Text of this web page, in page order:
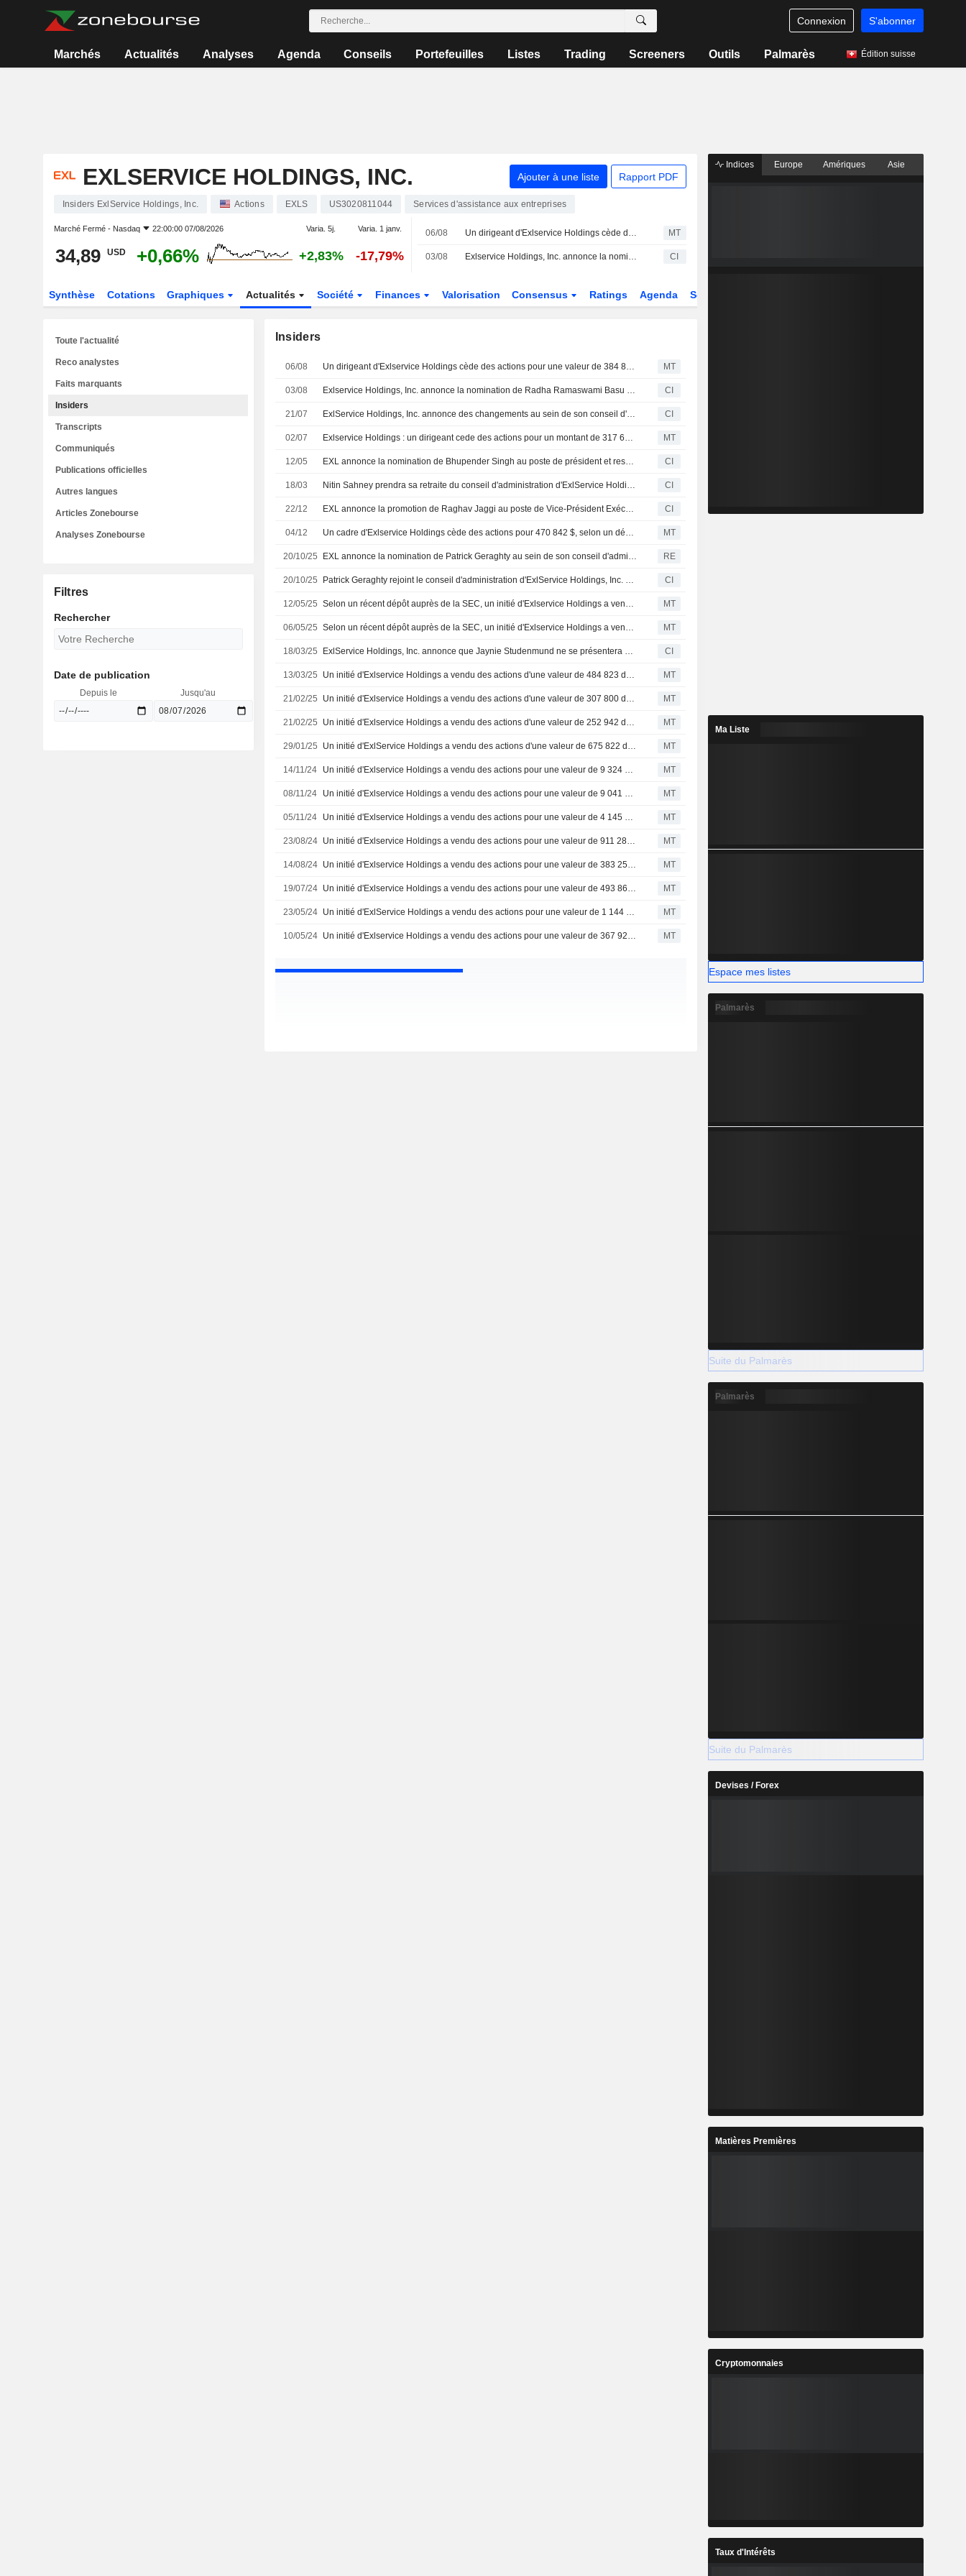
Connexion S'abonner
Marchés Actualités Analyses Agenda Conseils Portefeuilles Listes Trading Screeners Outils Palmarès Édition suisse
EXLSERVICE HOLDINGS, INC. Ajouter à une liste Rapport PDF
Insiders ExlService Holdings, Inc. Actions EXLS US3020811044 Services d'assistance aux entreprises
Marché Fermé - Nasdaq 22:00:00 07/08/2026 Varia. 5j. Varia. 1 janv.
34,89 USD +0,66% +2,83% -17,79%
06/08 Un dirigeant d'Exlservice Holdings cède des actions pour une valeur de 384 890 $, selon un récent document de la SEC MT
03/08 Exlservice Holdings, Inc. annonce la nomination de Radha Ramaswami Basu en tant que vice-présidente exécutive, responsable d'iMerit et membre du comité exécutif CI
Synthèse Cotations Graphiques Actualités Société Finances Valorisation Consensus Ratings Agenda Secteur
Insiders
06/08 Un dirigeant d'Exlservice Holdings cède des actions pour une valeur de 384 890 $, selon un récent document de la SEC MT
03/08 Exlservice Holdings, Inc. annonce la nomination de Radha Ramaswami Basu en tant que vice-présidente exécutive, responsable d'iMerit et membre du comité exécutif CI
21/07 ExlService Holdings, Inc. annonce des changements au sein de son conseil d'administration, effectifs le 16 juillet 2026 CI
02/07 Exlservice Holdings : un dirigeant cede des actions pour un montant de 317 640 dollars, selon un document de la SEC MT
12/05 EXL annonce la nomination de Bhupender Singh au poste de président et responsable des marchés de croissance internationaux CI
18/03 Nitin Sahney prendra sa retraite du conseil d'administration d'ExlService Holdings, Inc. en juin 2026 CI
22/12 EXL annonce la promotion de Raghav Jaggi au poste de Vice-Président Exécutif, Responsable de la Pratique Assurance CI
04/12 Un cadre d'Exlservice Holdings cède des actions pour 470 842 $, selon un dépôt auprès de la SEC MT
20/10/25 EXL annonce la nomination de Patrick Geraghty au sein de son conseil d'administration RE
20/10/25 Patrick Geraghty rejoint le conseil d'administration d'ExlService Holdings, Inc. à compter du 20 octobre 2025 CI
12/05/25 Selon un récent dépôt auprès de la SEC, un initié d'Exlservice Holdings a vendu des actions pour une valeur de 1 152 750 dollars. MT
06/05/25 Selon un récent dépôt auprès de la SEC, un initié d'Exlservice Holdings a vendu des actions pour une valeur de 692 987 dollars. MT
18/03/25 ExlService Holdings, Inc. annonce que Jaynie Studenmund ne se présentera pas à la réélection du conseil d'administration CI
13/03/25 Un initié d'Exlservice Holdings a vendu des actions d'une valeur de 484 823 dollars, selon un récent document déposé auprès de la SEC. MT
21/02/25 Un initié d'Exlservice Holdings a vendu des actions d'une valeur de 307 800 dollars, selon un récent document déposé auprès de la SEC. MT
21/02/25 Un initié d'Exlservice Holdings a vendu des actions d'une valeur de 252 942 dollars, selon un récent document déposé auprès de la SEC. MT
29/01/25 Un initié d'ExlService Holdings a vendu des actions d'une valeur de 675 822 dollars, selon un récent dépôt auprès de la SEC. MT
14/11/24 Un initié d'Exlservice Holdings a vendu des actions pour une valeur de 9 324 000 $, selon un récent dépôt auprès de la SEC MT
08/11/24 Un initié d'Exlservice Holdings a vendu des actions pour une valeur de 9 041 000 $, selon un récent dépôt auprès de la SEC MT
05/11/24 Un initié d'Exlservice Holdings a vendu des actions pour une valeur de 4 145 000 $, selon un récent dépôt auprès de la SEC MT
23/08/24 Un initié d'Exlservice Holdings a vendu des actions pour une valeur de 911 285 $, selon un récent dépôt auprès de la SEC MT
14/08/24 Un initié d'Exlservice Holdings a vendu des actions pour une valeur de 383 258 $, selon un récent dépôt auprès de la SEC MT
19/07/24 Un initié d'Exlservice Holdings a vendu des actions pour une valeur de 493 868 $, selon un récent dépôt auprès de la SEC MT
23/05/24 Un initié d'ExlService Holdings a vendu des actions pour une valeur de 1 144 836 $, selon un récent dépôt auprès de la SEC MT
10/05/24 Un initié d'Exlservice Holdings a vendu des actions pour une valeur de 367 920 $, selon un récent dépôt auprès de la SEC MT
Toute l'actualité
Reco analystes
Faits marquants
Insiders
Transcripts
Communiqués
Publications officielles
Autres langues
Articles Zonebourse
Analyses Zonebourse
Filtres
Rechercher
Date de publication
Depuis le Jusqu'au
Indices Europe Amériques Asie
Ma Liste
Espace mes listes
Palmarès
Suite du Palmarès
Palmarès
Suite du Palmarès
Devises / Forex
Matières Premières
Cryptomonnaies
Taux d'Intérêts